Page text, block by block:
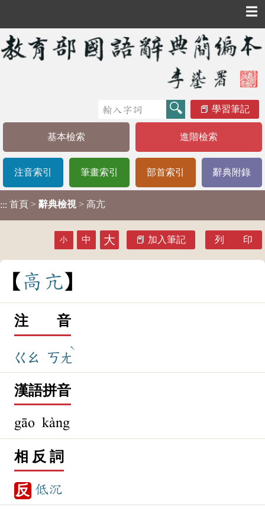
☰
學習筆記
基本檢索 進階檢索
注音索引 筆畫索引 部首索引 辭典附錄
::: 首頁 > 辭典檢視 > 高亢
小 中 大 加入筆記 列 印
高 亢
注 音
ㄍㄠ ㄎㄤ
ˋ
漢語拼音
gāo kàng
相 反 詞
反 低沉